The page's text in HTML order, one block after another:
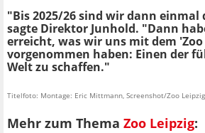
"Bis 2025/26 sind wir dann
sagte Direktor Junhold. "Dann
erreicht, was wir uns mit dem
vorgenommen haben: Einen der
Welt zu schaffen."
Titelfoto: Montage: Eric Mittmann, Screenshot/Zoo
Mehr zum Thema Zoo Leipzig: